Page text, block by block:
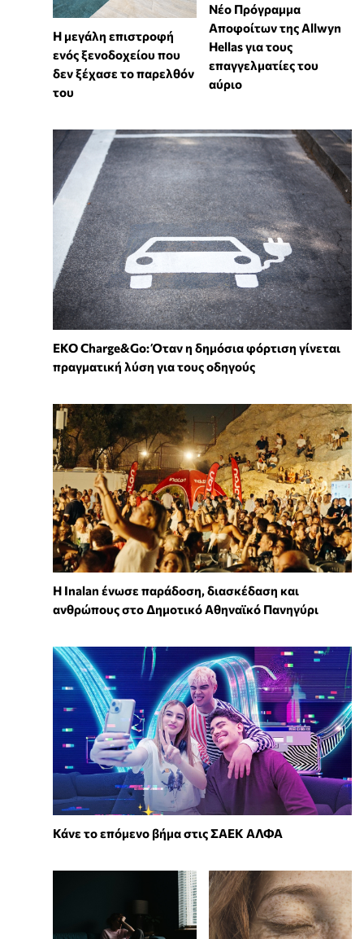
Η μεγάλη επιστροφή
ενός ξενοδοχείου που
δεν ξέχασε το παρελθόν
του
Νέο Πρόγραμμα
Αποφοίτων της Allwyn
Hellas για τους
επαγγελματίες του
αύριο
EKO Charge&Go: Όταν η δημόσια φόρτιση γίνεται
πραγματική λύση για τους οδηγούς
Η Inalan ένωσε παράδοση, διασκέδαση και
ανθρώπους στο Δημοτικό Αθηναϊκό Πανηγύρι
Κάνε το επόμενο βήμα στις ΣΑΕΚ ΑΛΦΑ